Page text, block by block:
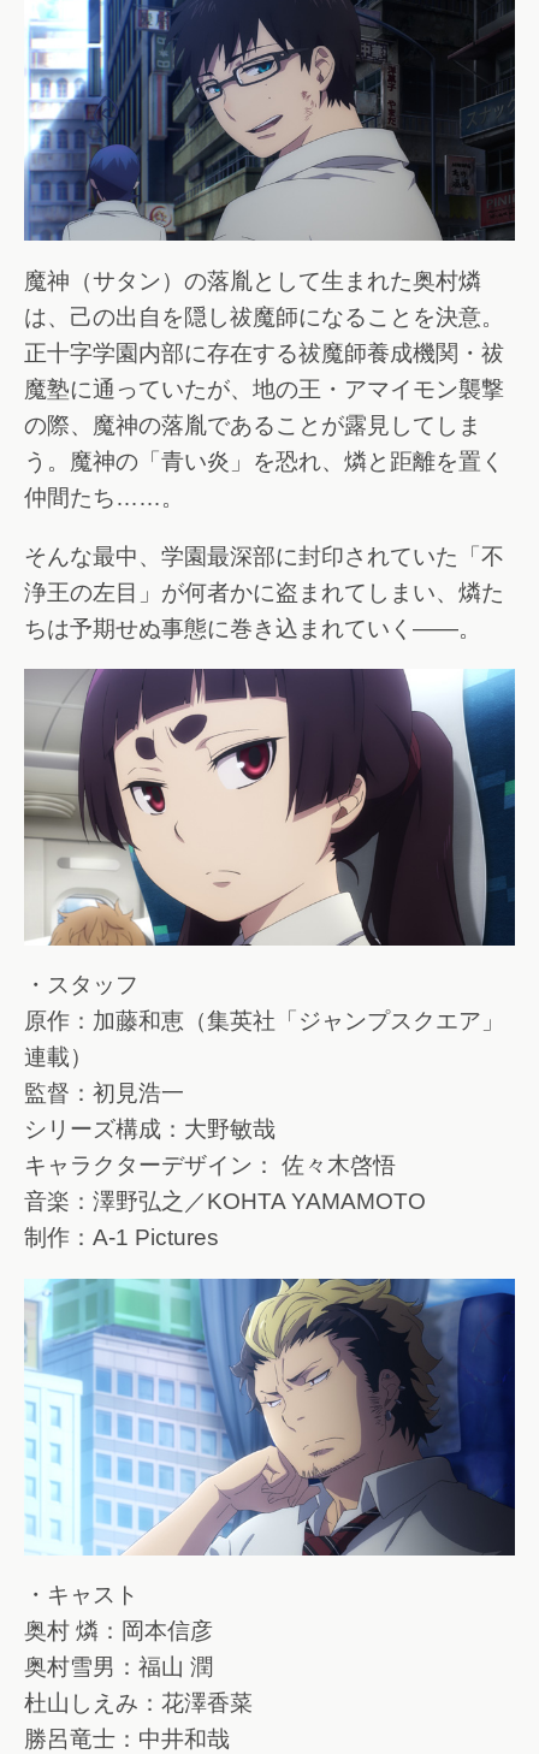
魔神（サタン）の落胤として生まれた奥村燐
は、己の出自を隠し祓魔師になることを決意。
正十字学園内部に存在する祓魔師養成機関・祓
魔塾に通っていたが、地の王・アマイモン襲撃
の際、魔神の落胤であることが露見してしま
う。魔神の「青い炎」を恐れ、燐と距離を置く
仲間たち……。
そんな最中、学園最深部に封印されていた「不
浄王の左目」が何者かに盗まれてしまい、燐た
ちは予期せぬ事態に巻き込まれていく――。
・スタッフ
原作：加藤和恵（集英社「ジャンプスクエア」
連載）
監督：初見浩一
シリーズ構成：大野敏哉
キャラクターデザイン： 佐々木啓悟
音楽：澤野弘之／KOHTA YAMAMOTO
制作：A-1 Pictures
・キャスト
奥村 燐：岡本信彦
奥村雪男：福山 潤
杜山しえみ：花澤香菜
勝呂竜士：中井和哉